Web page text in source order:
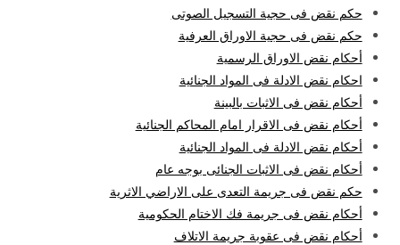
حكم نقض فى حجية التسجيل الصوتى
حكم نقض فى حجية الاوراق العرفية
أحكام نقض الاوراق الرسمية
احكام نقض الادلة فى المواد الجنائية
أحكام نقض فى الاثبات بالبينة
أحكام نقض فى الاقرار امام المحاكم الجنائية
أحكام نقض الادلة فى المواد الجنائية
أحكام نقض فى الاثبات الجنائى بوجه عام
حكم نقض فى جريمة التعدى على الاراضي الاثرية
أحكام نقض فى جريمة فك الاختام الحكومية
أحكام نقض فى عقوبة جريمة الاتلاف